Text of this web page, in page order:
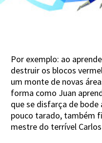
Por exemplo: ao
destruir os blocos
um monte de novas
forma como Juan
que se disfarça de
pouco tarado, também
mestre do terrível Carlos